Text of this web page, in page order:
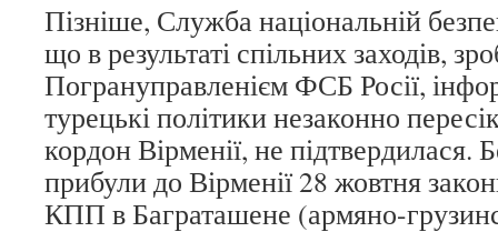
Пізніше, Служба національній
що в результаті спільних заходів,
Погрануправленієм ФСБ Росії,
турецькі політики незаконно
кордон Вірменії, не підтвердилася.
прибули до Вірменії 28 жовтня
КПП в Баграташене (армяно-